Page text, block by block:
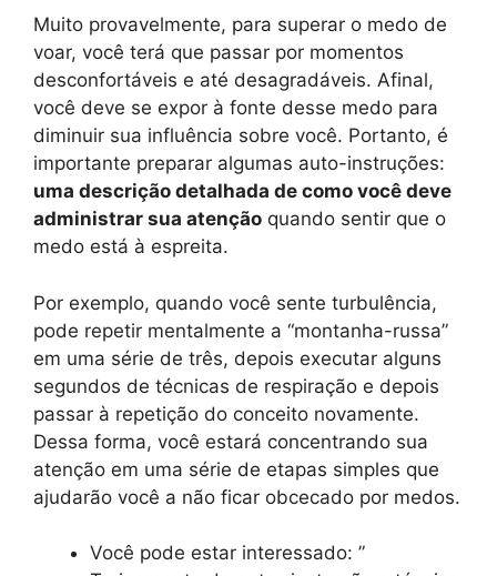
Muito provavelmente, para superar o medo de
voar, você terá que passar por momentos
desconfortáveis ​​e até desagradáveis. Afinal,
você deve se expor à fonte desse medo para
diminuir sua influência sobre você. Portanto, é
importante preparar algumas auto-instruções:
uma descrição detalhada de como você deve
administrar sua atenção quando sentir que o
medo está à espreita.
Por exemplo, quando você sente turbulência,
pode repetir mentalmente a “montanha-russa”
em uma série de três, depois executar alguns
segundos de técnicas de respiração e depois
passar à repetição do conceito novamente.
Dessa forma, você estará concentrando sua
atenção em uma série de etapas simples que
ajudarão você a não ficar obcecado por medos.
Você pode estar interessado: ”